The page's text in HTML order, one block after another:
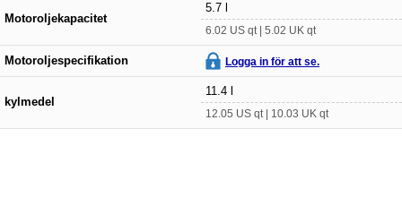
Motoroljekapacitet
5.7 l
6.02 US qt | 5.02 UK qt
Motoroljespecifikation Logga in för att se.
kylmedel
11.4 l
12.05 US qt | 10.03 UK qt